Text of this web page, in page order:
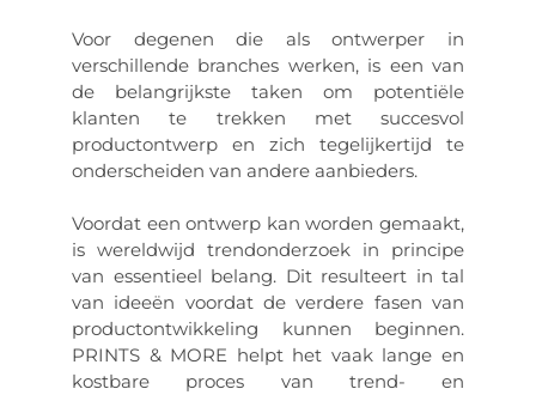
Voor degenen die als ontwerper in
verschillende branches werken, is een van
de belangrijkste taken om potentiële
klanten te trekken met succesvol
productontwerp en zich tegelijkertijd te
onderscheiden van andere aanbieders.
Voordat een ontwerp kan worden gemaakt,
is wereldwijd trendonderzoek in principe
van essentieel belang. Dit resulteert in tal
van ideeën voordat de verdere fasen van
productontwikkeling kunnen beginnen.
PRINTS & MORE helpt het vaak lange en
kostbare proces van trend- en